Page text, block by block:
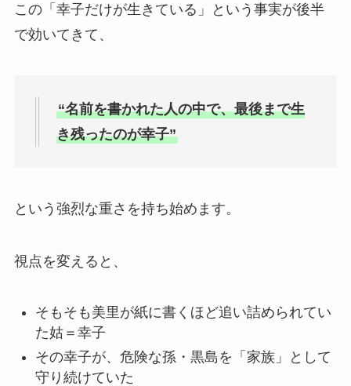
この「幸子だけが生きている」という事実が後半
で効いてきて、
“名前を書かれた人の中で、最後まで生
き残ったのが幸子”
という強烈な重さを持ち始めます。
視点を変えると、
そもそも美里が紙に書くほど追い詰められてい
た姑＝幸子
その幸子が、危険な孫・黒島を「家族」として
守り続けていた